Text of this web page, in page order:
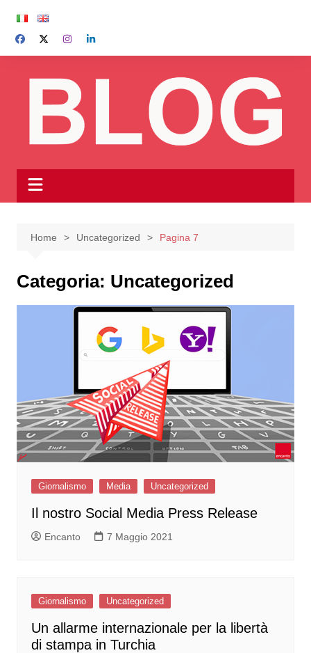
contenuto
Home Uncategorized Pagina 7
Categoria: Uncategorized
Giornalismo Media Uncategorized
Il nostro Social Media Press Release
Encanto 7 Maggio 2021
Giornalismo Uncategorized
Un allarme internazionale per la libertà
di stampa in Turchia